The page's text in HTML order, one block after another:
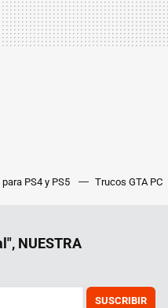
PS4 y PS5 Trucos GTA PC
NUESTRA
SUSCRIBIR